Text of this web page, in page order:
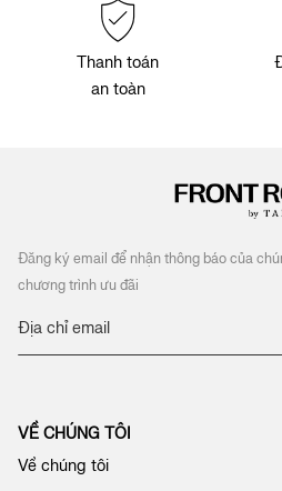
Thanh toán
an toàn
Đăng ký email để nhận thông báo của
chương trình ưu đãi
Đ
ý
n
VỀ CHÚNG TÔI
Về chúng tôi